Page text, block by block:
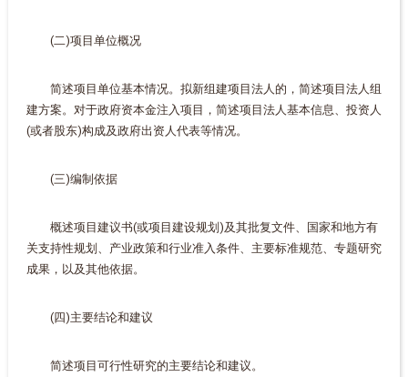
(二)项目单位概况
简述项目单位基本情况。拟新组建项目法人的，简述项目法人组
建方案。对于政府资本金注入项目，简述项目法人基本信息、投资人
(或者股东)构成及政府出资人代表等情况。
(三)编制依据
概述项目建议书(或项目建设规划)及其批复文件、国家和地方有
关支持性规划、产业政策和行业准入条件、主要标准规范、专题研究
成果，以及其他依据。
(四)主要结论和建议
简述项目可行性研究的主要结论和建议。